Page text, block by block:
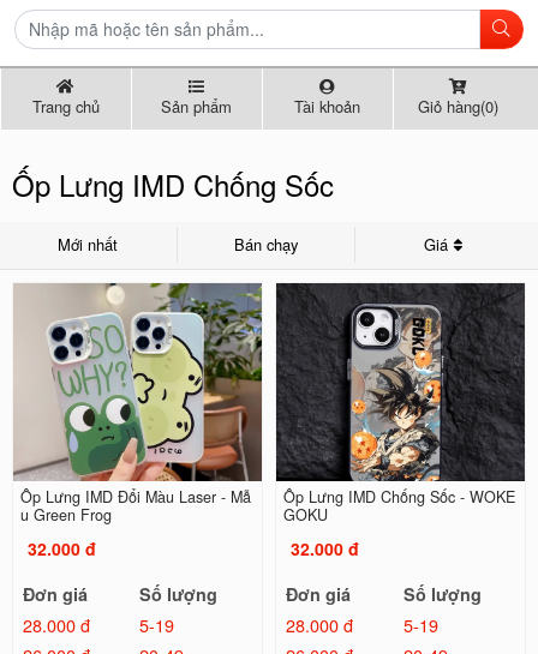
Trang chủ Sản phẩm Tài khoản Giỏ hàng(0)
Ốp Lưng IMD Chống Sốc
Mới nhất Bán chạy Giá
Ốp Lưng IMD Đổi Màu Laser - Mẫ
u Green Frog
32.000 đ
Đơn giá
Số lượng
28.000 đ
5-19
Ốp Lưng IMD Chống Sốc - WOKE
GOKU
32.000 đ
Đơn giá
Số lượng
28.000 đ
5-19